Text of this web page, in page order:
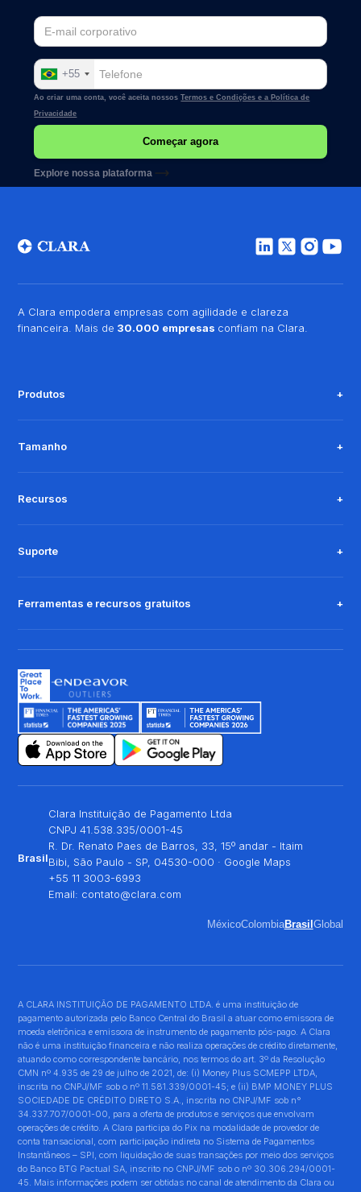
+55
Ao criar uma conta, você aceita nossosTermos e Condições e a Política de
Privacidade
Explore nossa plataforma
A Clara empodera empresas com agilidade e clareza
financeira. Mais de 30.000 empresas confiam na Clara.
Produtos
Tamanho
Recursos
Suporte
Ferramentas e recursos gratuitos
Brasil
Clara Instituição de Pagamento Ltda
CNPJ 41.538.335/0001-45
R. Dr. Renato Paes de Barros, 33, 15º andar - Itaim
Bibi, São Paulo - SP, 04530-000 · Google Maps
+55 11 3003-6993
Email: contato@clara.com
MéxicoColombiaBrasilGlobal
A CLARA INSTITUIÇÃO DE PAGAMENTO LTDA. é uma instituição de
pagamento autorizada pelo Banco Central do Brasil a atuar como emissora de
moeda eletrônica e emissora de instrumento de pagamento pós-pago. A Clara
não é uma instituição financeira e não realiza operações de crédito diretamente,
atuando como correspondente bancário, nos termos do art. 3º da Resolução
CMN nº 4.935 de 29 de julho de 2021, de: (i) Money Plus SCMEPP LTDA,
inscrita no CNPJ/MF sob o nº 11.581.339/0001-45; e (ii) BMP MONEY PLUS
SOCIEDADE DE CRÉDITO DIRETO S.A., inscrita no CNPJ/MF sob n°
34.337.707/0001-00, para a oferta de produtos e serviços que envolvam
operações de crédito. A Clara participa do Pix na modalidade de provedor de
conta transacional, com participação indireta no Sistema de Pagamentos
Instantâneos – SPI, com liquidação de suas transações por meio dos serviços
do Banco BTG Pactual SA, inscrito no CNPJ/MF sob o nº 30.306.294/0001-
45. Mais informações podem ser obtidas no canal de atendimento da Clara ou